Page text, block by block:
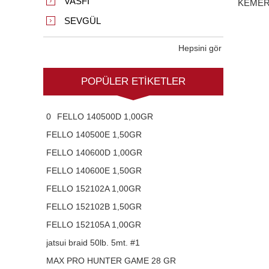
SEVGÜL
Hepsini gör
POPÜLER ETIKETLER
0
FELLO 140500D 1,00GR
FELLO 140500E 1,50GR
FELLO 140600D 1,00GR
FELLO 140600E 1,50GR
FELLO 152102A 1,00GR
FELLO 152102B 1,50GR
FELLO 152105A 1,00GR
jatsui braid 50lb. 5mt. #1
MAX PRO HUNTER GAME 28 GR